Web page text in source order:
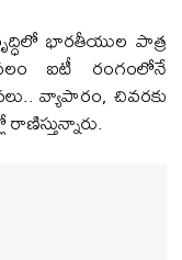
భారతీయుల పాత్ర
ఐటీ రంగంలోనే
వ్యాపారం, చివరకు